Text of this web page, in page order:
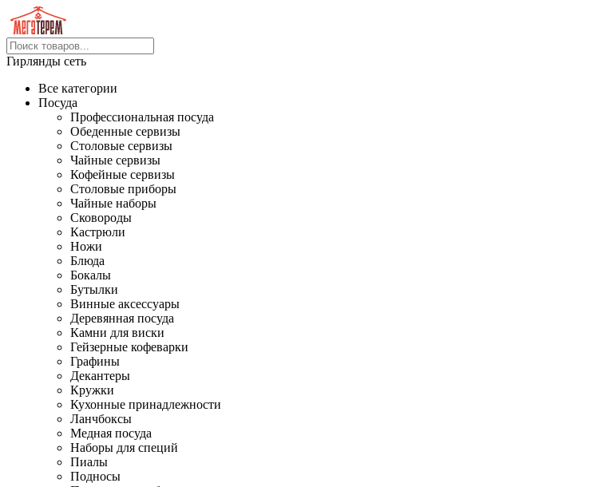
Гирлянды сеть
Все категории
Посуда
Профессиональная посуда
Обеденные сервизы
Столовые сервизы
Чайные сервизы
Кофейные сервизы
Столовые приборы
Чайные наборы
Сковороды
Кастрюли
Ножи
Блюда
Бокалы
Бутылки
Винные аксессуары
Деревянная посуда
Камни для виски
Гейзерные кофеварки
Графины
Декантеры
Кружки
Кухонные принадлежности
Ланчбоксы
Медная посуда
Наборы для специй
Пиалы
Подносы